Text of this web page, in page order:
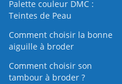
Palette couleur DMC :
Teintes de Peau
Comment choisir la bonne
aiguille à broder
Comment choisir son
tambour à broder ?